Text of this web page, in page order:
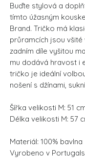
Buďte stylová a
tímto úžasným
Brand. Tričko má
průramcích jsou všité
zadním díle vyšitou
mu dodává hravost i
tričko je ideální
nošení s džínami,
Šířka velikosti M: 51
Délka velikosti M: 57
Materiál: 100% bavlna
Vyrobeno v